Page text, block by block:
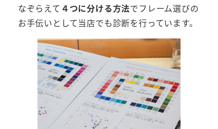
なぞらえて ４つに分ける方法でフレーム選びの
お手伝いとして当店でも診断を行っています。